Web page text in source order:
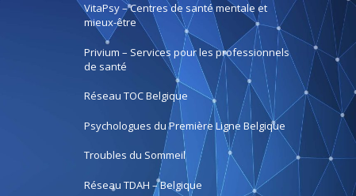
VitaPsy – Centres de santé mentale et
mieux-être
Privium – Services pour les professionnels
de santé
Réseau TOC Belgique
Psychologues du Première Ligne Belgique
Troubles du Sommeil
Réseau TDAH – Belgique